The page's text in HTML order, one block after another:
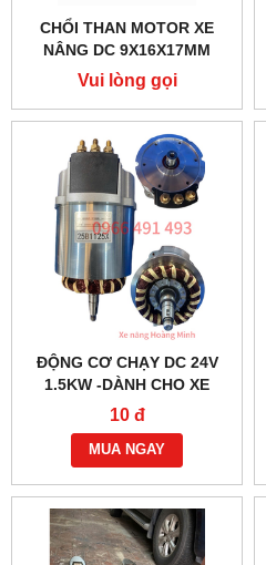
CHỔI THAN MOTOR XE
NÂNG DC 9X16X17MM
Vui lòng gọi
ĐỘNG CƠ CHẠY DC 24V
1.5KW -DÀNH CHO XE
NÂNG ĐIỆN HELI CBD30-
470 BỀN BỈ
10 đ
MUA NGAY